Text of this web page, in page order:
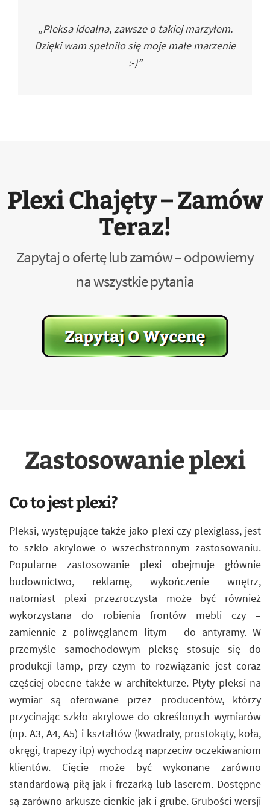
„Pleksa idealna, zawsze o takiej marzyłem.
Dzięki wam spełniło się moje małe marzenie
:-)”
Plexi Chajęty – Zamów
Teraz!
Zapytaj o ofertę lub zamów – odpowiemy
na wszystkie pytania
Zastosowanie plexi
Co to jest plexi?
Pleksi, występujące także jako plexi czy plexiglass, jest
to szkło akrylowe o wszechstronnym zastosowaniu.
Popularne zastosowanie plexi obejmuje głównie
budownictwo, reklamę, wykończenie wnętrz,
natomiast plexi przezroczysta może być również
wykorzystana do robienia frontów mebli czy –
zamiennie z poliwęglanem litym – do antyramy. W
przemyśle samochodowym pleksę stosuje się do
produkcji lamp, przy czym to rozwiązanie jest coraz
częściej obecne także w architekturze. Płyty pleksi na
wymiar są oferowane przez producentów, którzy
przycinając szkło akrylowe do określonych wymiarów
(np. A3, A4, A5) i kształtów (kwadraty, prostokąty, koła,
okręgi, trapezy itp) wychodzą naprzeciw oczekiwaniom
klientów. Cięcie może być wykonane zarówno
standardową piłą jak i frezarką lub laserem. Dostępne
są zarówno arkusze cienkie jak i grube. Grubości wersji